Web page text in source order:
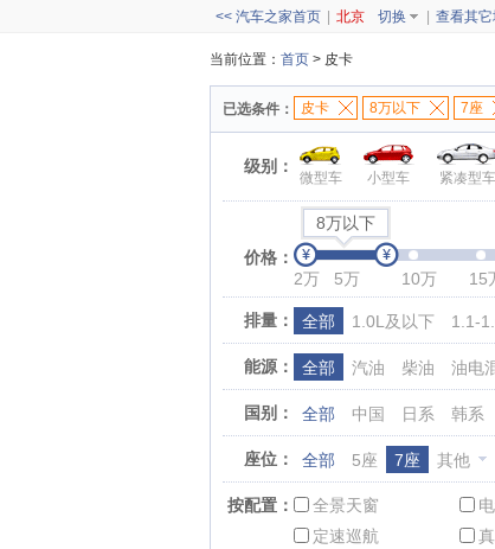
<< 汽车之家首页 北京 切换 查看其
当前位置： 首页 > 皮卡
已选条件： 皮卡 8万以下 7座
级别：
微型车 小型车 紧凑型车
价格：
8万以下
2万 5万 10万 15
排量： 全部 1.0L及以下 1.1-
能源： 全部 汽油 柴油 油电
国别： 全部 中国 日系 韩系
座位： 全部 5座 7座 其他
按配置： 全景天窗
定速巡航